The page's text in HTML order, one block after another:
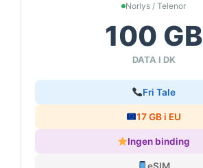
Norlys / Telenor
100 GB
DATA I DK
Fri Tale
17 GB i EU
Ingen binding